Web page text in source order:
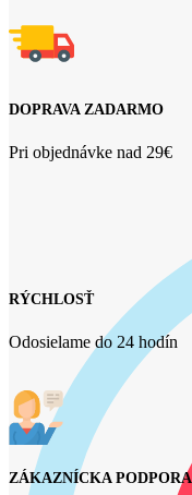
DOPRAVA ZADARMO
Pri objednávke nad 29€
RÝCHLOSŤ
Odosielame do 24 hodín
ZÁKAZNÍCKA PODPORA